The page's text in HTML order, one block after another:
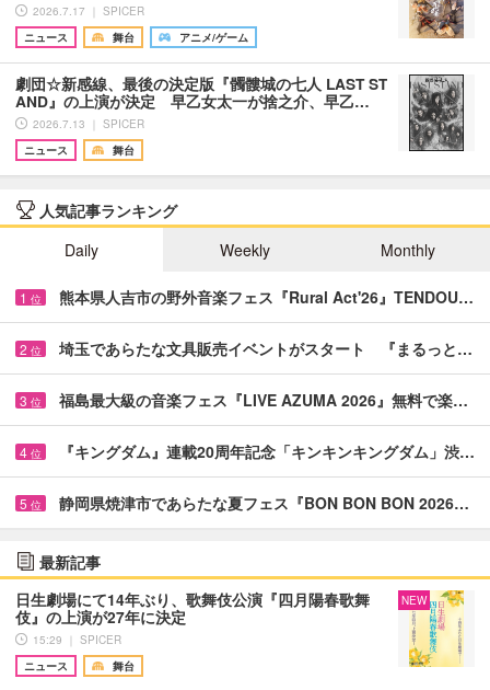
2026.7.17 ｜ SPICER
ニュース
舞台 アニメ/ゲーム
劇団☆新感線、最後の決定版『髑髏城の七人 LAST ST
AND』の上演が決定 早乙女太一が捨之介、早乙…
2026.7.13 ｜ SPICER
ニュース
舞台
人気記事ランキング
Daily
Weekly Monthly
1 位 熊本県人吉市の野外音楽フェス『Rural Act'26』TENDOU…
2 位 埼玉であらたな文具販売イベントがスタート 『まるっと…
3 位 福島最大級の音楽フェス『LIVE AZUMA 2026』無料で楽…
4 位 『キングダム』連載20周年記念「キンキンキングダム」渋…
5 位 静岡県焼津市であらたな夏フェス『BON BON BON 2026…
最新記事
日生劇場にて14年ぶり、歌舞伎公演『四月陽春歌舞
伎』の上演が27年に決定
15:29 ｜ SPICER
ニュース
舞台
NEW